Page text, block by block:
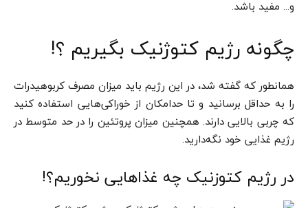
و… مفید باشد.
چگونه رژیم کتوژنیک بگیریم ؟!
همانطور که گفته شد، در این رژیم باید میزان مصرف کربوهیدرات
را به حداقل برسانید و تا حدامکان از خوراکی‌هایی استفاده کنید
که چربی بالایی دارند. همچنین میزان پروتئین را در حد متوسط در
رژیم غذایی خود نگه‌دارید.
در رژیم کتوزنیک چه غذاهایی نخوریم؟!